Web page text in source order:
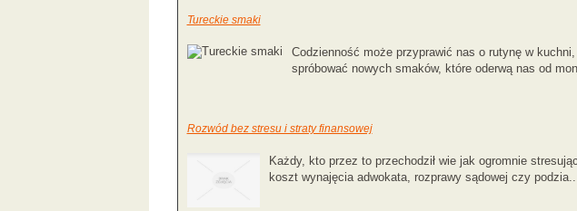
Tureckie smaki
Codzienność może przyprawić nas o rutynę w
spróbować nowych smaków, które oderwą nas od
Rozwód bez stresu i straty finansowej
Każdy, kto przez to przechodził wie jak ogromnie
koszt wynajęcia adwokata, rozprawy sądowej czy